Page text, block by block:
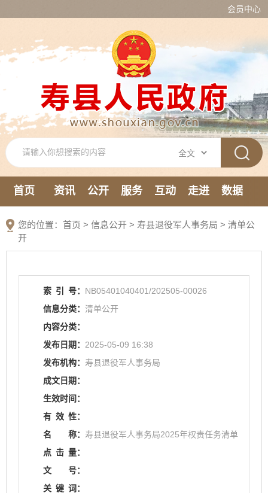
会员中心
首页 资讯 公开 服务 互动 走进
数据
您的位置： 首页 > 信息公开 > 寿县退役军人事务局 > 清单公
开
索 引 号： NB05401040401/202505-00026
信息分类： 清单公开
内容分类：
发布日期： 2025-05-09 16:38
发布机构： 寿县退役军人事务局
成文日期：
生效时间：
有 效 性：
名
称： 寿县退役军人事务局2025年权责任务清单
点 击 量：
文
号：
关 键 词：